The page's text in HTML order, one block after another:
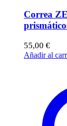
Correa
55,00 €
Añadir al